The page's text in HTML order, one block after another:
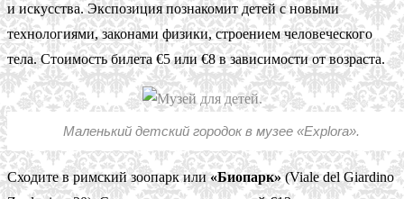
и искусства. Экспозиция познакомит детей с новыми
технологиями, законами физики, строением человеческого
тела. Стоимость билета €5 или €8 в зависимости от возраста.
Маленький детский городок в музее «Explora».
Сходите в римский зоопарк или«Биопарк»(Viale del Giardino